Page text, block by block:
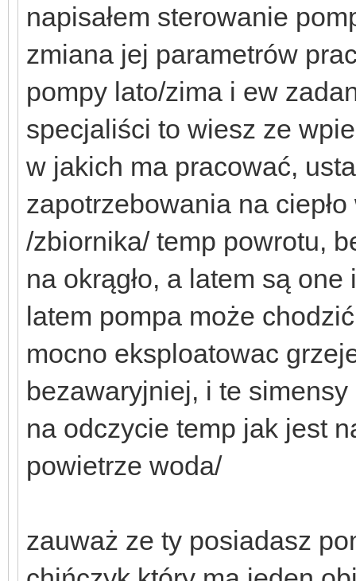
napisałem sterowanie
zmiana jej parametrów
pompy lato/zima i ew
specjaliści to wiesz ze
w jakich ma pracować,
zapotrzebowania na
/zbiornika/ temp powrotu,
na okrągło, a latem są
latem pompa może
mocno eksploatowac
bezawaryjniej, i te
na odczycie temp jak jest
powietrze woda/
zauważ ze ty posiadasz